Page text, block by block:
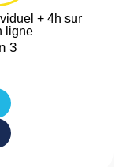
+ 4h sur
ligne
3